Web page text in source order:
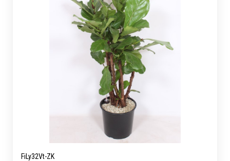
FiLy32Vt-ZK